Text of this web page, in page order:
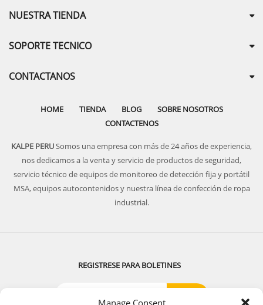
Manage Consent
NUESTRA TIENDA
SOPORTE TECNICO
CONTACTANOS
HOME TIENDA BLOG
SOBRE NOSOTROS
CONTACTENOS
KALPE PERUSomos una empresa con más de 24 años de experiencia,
nos dedicamos a la venta y servicio de productos de seguridad,
servicio técnico de equipos de monitoreo de detección fija y portátil
MSA, equipos autocontenidos y nuestra línea de confección de ropa
industrial.
REGISTRESE PARA BOLETINES